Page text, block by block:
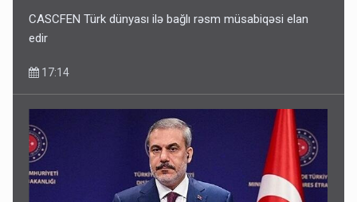
CASCFEN Türk dünyası ilə bağlı rəsm müsabiqəsi elan
edir
17:14